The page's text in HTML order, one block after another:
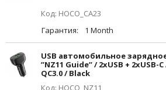
Код: HOCO_CA23
Гарантия:
1 Month
USB автомобильное
”NZ11 Guide” / 2xUSB + 2xUSB-
QC3.0 / Black
Код: HOCO_NZ11